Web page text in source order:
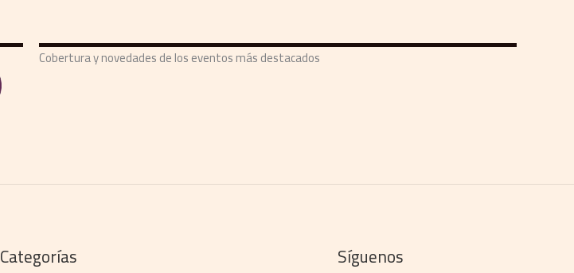
Cobertura y novedades de los eventos más destacados
Categorías Síguenos